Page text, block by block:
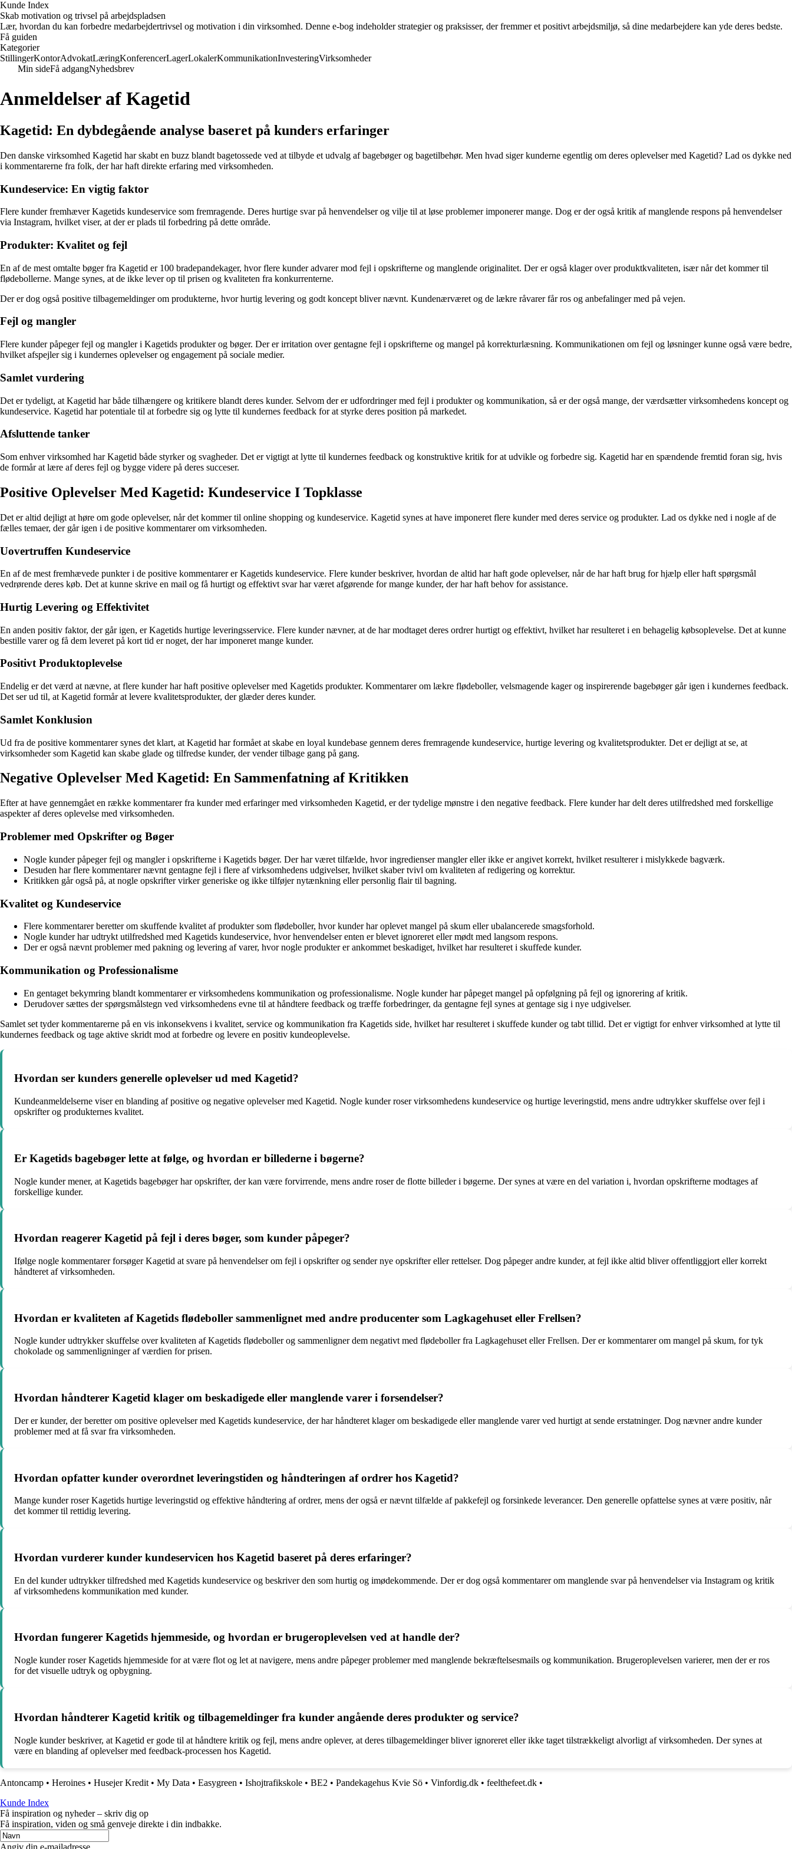
Kunde Index
Skab motivation og trivsel på arbejdspladsen
Lær, hvordan du kan forbedre medarbejdertrivsel og motivation i din virksomhed. Denne e-bog indeholder strategier og praksisser, der fremmer et positivt arbejdsmiljø, så dine medarbejdere kan yde deres bedste.
Få guiden
Kategorier
StillingerKontorAdvokatLæringKonferencerLagerLokalerKommunikationInvesteringVirksomheder
Min sideFå adgangNyhedsbrev
Anmeldelser af Kagetid
Kagetid: En dybdegående analyse baseret på kunders erfaringer
Den danske virksomhed Kagetid har skabt en buzz blandt bagetossede ved at tilbyde et udvalg af bagebøger og bagetilbehør. Men hvad siger kunderne egentlig om deres oplevelser med Kagetid? Lad os dykke ned
i kommentarerne fra folk, der har haft direkte erfaring med virksomheden.
Kundeservice: En vigtig faktor
Flere kunder fremhæver Kagetids kundeservice som fremragende. Deres hurtige svar på henvendelser og vilje til at løse problemer imponerer mange. Dog er der også kritik af manglende respons på henvendelser
via Instagram, hvilket viser, at der er plads til forbedring på dette område.
Produkter: Kvalitet og fejl
En af de mest omtalte bøger fra Kagetid er 100 bradepandekager, hvor flere kunder advarer mod fejl i opskrifterne og manglende originalitet. Der er også klager over produktkvaliteten, især når det kommer til
flødebollerne. Mange synes, at de ikke lever op til prisen og kvaliteten fra konkurrenterne.
Der er dog også positive tilbagemeldinger om produkterne, hvor hurtig levering og godt koncept bliver nævnt. Kundenærværet og de lækre råvarer får ros og anbefalinger med på vejen.
Fejl og mangler
Flere kunder påpeger fejl og mangler i Kagetids produkter og bøger. Der er irritation over gentagne fejl i opskrifterne og mangel på korrekturlæsning. Kommunikationen om fejl og løsninger kunne også være bedre,
hvilket afspejler sig i kundernes oplevelser og engagement på sociale medier.
Samlet vurdering
Det er tydeligt, at Kagetid har både tilhængere og kritikere blandt deres kunder. Selvom der er udfordringer med fejl i produkter og kommunikation, så er der også mange, der værdsætter virksomhedens koncept og
kundeservice. Kagetid har potentiale til at forbedre sig og lytte til kundernes feedback for at styrke deres position på markedet.
Afsluttende tanker
Som enhver virksomhed har Kagetid både styrker og svagheder. Det er vigtigt at lytte til kundernes feedback og konstruktive kritik for at udvikle og forbedre sig. Kagetid har en spændende fremtid foran sig, hvis
de formår at lære af deres fejl og bygge videre på deres succeser.
Positive Oplevelser Med Kagetid: Kundeservice I Topklasse
Det er altid dejligt at høre om gode oplevelser, når det kommer til online shopping og kundeservice. Kagetid synes at have imponeret flere kunder med deres service og produkter. Lad os dykke ned i nogle af de
fælles temaer, der går igen i de positive kommentarer om virksomheden.
Uovertruffen Kundeservice
En af de mest fremhævede punkter i de positive kommentarer er Kagetids kundeservice. Flere kunder beskriver, hvordan de altid har haft gode oplevelser, når de har haft brug for hjælp eller haft spørgsmål
vedrørende deres køb. Det at kunne skrive en mail og få hurtigt og effektivt svar har været afgørende for mange kunder, der har haft behov for assistance.
Hurtig Levering og Effektivitet
En anden positiv faktor, der går igen, er Kagetids hurtige leveringsservice. Flere kunder nævner, at de har modtaget deres ordrer hurtigt og effektivt, hvilket har resulteret i en behagelig købsoplevelse. Det at kunne
bestille varer og få dem leveret på kort tid er noget, der har imponeret mange kunder.
Positivt Produktoplevelse
Endelig er det værd at nævne, at flere kunder har haft positive oplevelser med Kagetids produkter. Kommentarer om lækre flødeboller, velsmagende kager og inspirerende bagebøger går igen i kundernes feedback.
Det ser ud til, at Kagetid formår at levere kvalitetsprodukter, der glæder deres kunder.
Samlet Konklusion
Ud fra de positive kommentarer synes det klart, at Kagetid har formået at skabe en loyal kundebase gennem deres fremragende kundeservice, hurtige levering og kvalitetsprodukter. Det er dejligt at se, at
virksomheder som Kagetid kan skabe glade og tilfredse kunder, der vender tilbage gang på gang.
Negative Oplevelser Med Kagetid: En Sammenfatning af Kritikken
Efter at have gennemgået en række kommentarer fra kunder med erfaringer med virksomheden Kagetid, er der tydelige mønstre i den negative feedback. Flere kunder har delt deres utilfredshed med forskellige
aspekter af deres oplevelse med virksomheden.
Problemer med Opskrifter og Bøger
Nogle kunder påpeger fejl og mangler i opskrifterne i Kagetids bøger. Der har været tilfælde, hvor ingredienser mangler eller ikke er angivet korrekt, hvilket resulterer i mislykkede bagværk.
Desuden har flere kommentarer nævnt gentagne fejl i flere af virksomhedens udgivelser, hvilket skaber tvivl om kvaliteten af redigering og korrektur.
Kritikken går også på, at nogle opskrifter virker generiske og ikke tilføjer nytænkning eller personlig flair til bagning.
Kvalitet og Kundeservice
Flere kommentarer beretter om skuffende kvalitet af produkter som flødeboller, hvor kunder har oplevet mangel på skum eller ubalancerede smagsforhold.
Nogle kunder har udtrykt utilfredshed med Kagetids kundeservice, hvor henvendelser enten er blevet ignoreret eller mødt med langsom respons.
Der er også nævnt problemer med pakning og levering af varer, hvor nogle produkter er ankommet beskadiget, hvilket har resulteret i skuffede kunder.
Kommunikation og Professionalisme
En gentaget bekymring blandt kommentarer er virksomhedens kommunikation og professionalisme. Nogle kunder har påpeget mangel på opfølgning på fejl og ignorering af kritik.
Derudover sættes der spørgsmålstegn ved virksomhedens evne til at håndtere feedback og træffe forbedringer, da gentagne fejl synes at gentage sig i nye udgivelser.
Samlet set tyder kommentarerne på en vis inkonsekvens i kvalitet, service og kommunikation fra Kagetids side, hvilket har resulteret i skuffede kunder og tabt tillid. Det er vigtigt for enhver virksomhed at lytte til
kundernes feedback og tage aktive skridt mod at forbedre og levere en positiv kundeoplevelse.
Hvordan ser kunders generelle oplevelser ud med Kagetid?
Kundeanmeldelserne viser en blanding af positive og negative oplevelser med Kagetid. Nogle kunder roser virksomhedens kundeservice og hurtige leveringstid, mens andre udtrykker skuffelse over fejl i
opskrifter og produkternes kvalitet.
Er Kagetids bagebøger lette at følge, og hvordan er billederne i bøgerne?
Nogle kunder mener, at Kagetids bagebøger har opskrifter, der kan være forvirrende, mens andre roser de flotte billeder i bøgerne. Der synes at være en del variation i, hvordan opskrifterne modtages af
forskellige kunder.
Hvordan reagerer Kagetid på fejl i deres bøger, som kunder påpeger?
Ifølge nogle kommentarer forsøger Kagetid at svare på henvendelser om fejl i opskrifter og sender nye opskrifter eller rettelser. Dog påpeger andre kunder, at fejl ikke altid bliver offentliggjort eller korrekt
håndteret af virksomheden.
Hvordan er kvaliteten af Kagetids flødeboller sammenlignet med andre producenter som Lagkagehuset eller Frellsen?
Nogle kunder udtrykker skuffelse over kvaliteten af Kagetids flødeboller og sammenligner dem negativt med flødeboller fra Lagkagehuset eller Frellsen. Der er kommentarer om mangel på skum, for tyk
chokolade og sammenligninger af værdien for prisen.
Hvordan håndterer Kagetid klager om beskadigede eller manglende varer i forsendelser?
Der er kunder, der beretter om positive oplevelser med Kagetids kundeservice, der har håndteret klager om beskadigede eller manglende varer ved hurtigt at sende erstatninger. Dog nævner andre kunder
problemer med at få svar fra virksomheden.
Hvordan opfatter kunder overordnet leveringstiden og håndteringen af ordrer hos Kagetid?
Mange kunder roser Kagetids hurtige leveringstid og effektive håndtering af ordrer, mens der også er nævnt tilfælde af pakkefejl og forsinkede leverancer. Den generelle opfattelse synes at være positiv, når
det kommer til rettidig levering.
Hvordan vurderer kunder kundeservicen hos Kagetid baseret på deres erfaringer?
En del kunder udtrykker tilfredshed med Kagetids kundeservice og beskriver den som hurtig og imødekommende. Der er dog også kommentarer om manglende svar på henvendelser via Instagram og kritik
af virksomhedens kommunikation med kunder.
Hvordan fungerer Kagetids hjemmeside, og hvordan er brugeroplevelsen ved at handle der?
Nogle kunder roser Kagetids hjemmeside for at være flot og let at navigere, mens andre påpeger problemer med manglende bekræftelsesmails og kommunikation. Brugeroplevelsen varierer, men der er ros
for det visuelle udtryk og opbygning.
Hvordan håndterer Kagetid kritik og tilbagemeldinger fra kunder angående deres produkter og service?
Nogle kunder beskriver, at Kagetid er gode til at håndtere kritik og fejl, mens andre oplever, at deres tilbagemeldinger bliver ignoreret eller ikke taget tilstrækkeligt alvorligt af virksomheden. Der synes at
være en blanding af oplevelser med feedback-processen hos Kagetid.
Antoncamp • Heroines • Husejer Kredit • My Data • Easygreen • Ishojtrafikskole • BE2 • Pandekagehus Kvie Sö • Vinfordig.dk • feelthefeet.dk •
Kunde Index
Få inspiration og nyheder – skriv dig op
Få inspiration, viden og små genveje direkte i din indbakke.
Angiv din e-mailadresse